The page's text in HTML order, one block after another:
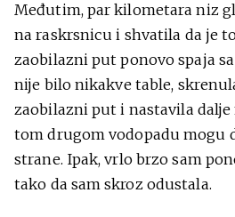
Međutim, par kilometara niz
na raskrsnicu i shvatila da je
zaobilazni put ponovo spaja
nije bilo nikakve table,
zaobilazni put i nastavila dalje
tom drugom vodopadu mogu
strane. Ipak, vrlo brzo sam
tako da sam skroz odustala.